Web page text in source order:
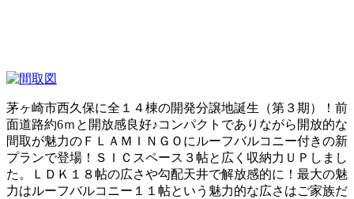
茅ヶ崎市西久保に全１４棟の開発分譲地誕生（第３期）！前
面道路約6ｍと開放感良好♪コンパクトでありながら開放的な
間取が魅力のＦＬＡＭＩＮＧＯにルーフバルコニー付きの新
プランで登場！ＳＩＣスペース３帖と広く収納力ＵＰしまし
た。ＬＤＫ１８帖の広さや勾配天井で解放感的に！最大の魅
力はルーフバルコニー１１帖という魅力的な広さはご家族だ